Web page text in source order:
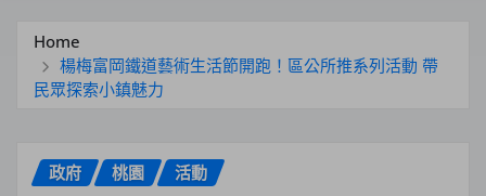
Home
楊梅富岡鐵道藝術生活節開跑！區公所推系列活動 帶
民眾探索小鎮魅力
政府 桃園 活動